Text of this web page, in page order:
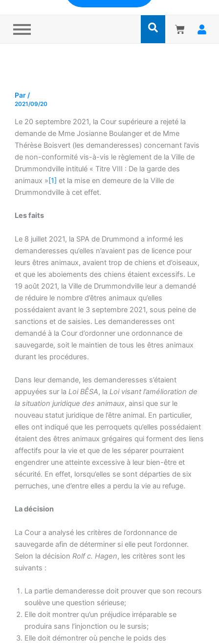
Par /
2021/09/20
Le 20 septembre 2021, la Cour supérieure a rejeté la
demande de Mme Josianne Boulanger et de Mme
Thérèse Boisvert (les demanderesses) concernant l’avis
de non-conformité vis-à-vis le règlement de la Ville de
Drummondville intitulé « Titre VIII : De la garde des
animaux » [1] et la mise en demeure de la Ville de
Drummondville à cet effet.
Les faits
Le 8 juillet 2021, la SPA de Drummond a informé les
demanderesses qu’elles n’avaient pas de licence pour
leurs êtres animaux, avaient trop de chiens et d’oiseaux,
et que les aboiements des chiens étaient excessifs. Le
19 août 2021, la Ville de Drummondville leur a demandé
de réduire le nombre d’êtres animaux qu’elles
possédaient avant le 3 septembre 2021, sous peine de
sanctions et de saisies. Les demanderesses ont
demandé à la Cour d’ordonner une ordonnance de
sauvegarde, soit le maintien de tous les êtres animaux
durant les procédures.
Dans leur demande, les demanderesses s’étaient
appuyées sur la Loi BÊSA, la Loi visant l’amélioration de
la situation juridique des animaux, ainsi que sur le
nouveau statut juridique de l’être animal. En particulier,
elles ont indiqué que les perroquets qu’elles possédaient
étaient des êtres animaux grégaires qui forment des liens
affectifs pour la vie et que de les séparer pourraient
engendrer une atteinte excessive à leur bien-être et
sécurité. En effet, lorsqu’elles se sont départies de six
perruches, une d’entre elles a perdu la vie au refuge.
La décision
La Cour a analysé les critères de l’ordonnance de
sauvegarde afin de déterminer si elle peut l’ordonner.
Selon la décision Rolf c. Hagen, les critères sont les
suivants :
La partie demanderesse doit prouver que son recours
soulève une question sérieuse;
Elle doit montrer qu’un préjudice irréparable se
produira sans l’injonction ou le sursis;
Elle doit démontrer où penche le poids des